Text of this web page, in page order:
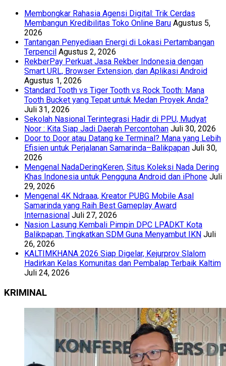
Membongkar Rahasia Agensi Digital: Trik Cerdas
Membangun Kredibilitas Toko Online Baru Agustus 5,
2026
Tantangan Penyediaan Energi di Lokasi Pertambangan
Terpencil Agustus 2, 2026
RekberPay Perkuat Jasa Rekber Indonesia dengan
Smart URL, Browser Extension, dan Aplikasi Android
Agustus 1, 2026
Standard Tooth vs Tiger Tooth vs Rock Tooth: Mana
Tooth Bucket yang Tepat untuk Medan Proyek Anda?
Juli 31, 2026
Sekolah Nasional Terintegrasi Hadir di PPU, Mudyat
Noor : Kita Siap Jadi Daerah Percontohan Juli 30, 2026
Door to Door atau Datang ke Terminal? Mana yang Lebih
Efisien untuk Perjalanan Samarinda–Balikpapan Juli 30,
2026
Mengenal NadaDeringKeren, Situs Koleksi Nada Dering
Khas Indonesia untuk Pengguna Android dan iPhone Juli
29, 2026
Mengenal 4K Ndraaa, Kreator PUBG Mobile Asal
Samarinda yang Raih Best Gameplay Award
Internasional Juli 27, 2026
Nasion Lasung Kembali Pimpin DPC LPADKT Kota
Balikpapan, Tingkatkan SDM Guna Menyambut IKN Juli
26, 2026
KALTIMKHANA 2026 Siap Digelar, Kejurprov Slalom
Hadirkan Kelas Komunitas dan Pembalap Terbaik Kaltim
Juli 24, 2026
KRIMINAL